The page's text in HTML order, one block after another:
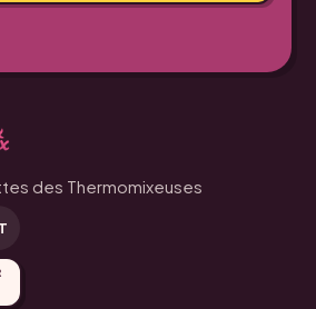
des Thermomixeuses